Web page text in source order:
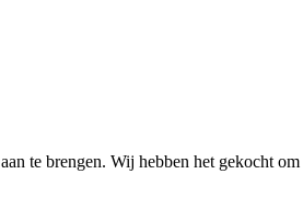
te brengen. Wij hebben het gekocht